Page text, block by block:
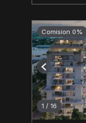
Comision 0%
1 / 16
Previous